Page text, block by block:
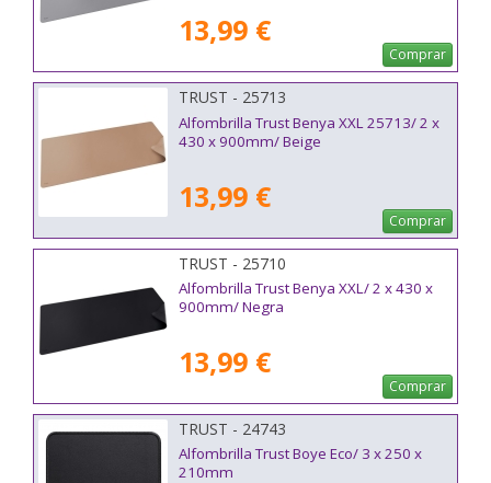
13,99 €
Comprar
TRUST - 25713
Alfombrilla Trust Benya XXL 25713/ 2 x
430 x 900mm/ Beige
13,99 €
Comprar
TRUST - 25710
Alfombrilla Trust Benya XXL/ 2 x 430 x
900mm/ Negra
13,99 €
Comprar
TRUST - 24743
Alfombrilla Trust Boye Eco/ 3 x 250 x
210mm